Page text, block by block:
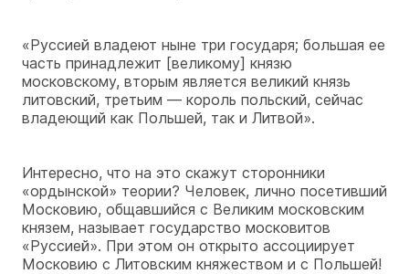
«Руссией владеют ныне три государя; большая ее
часть принадлежит [великому] князю
московскому, вторым является великий князь
литовский, третьим — король польский, сейчас
владеющий как Польшей, так и Литвой».
Интересно, что на это скажут сторонники
«ордынской» теории? Человек, лично посетивший
Московию, общавшийся с Великим московским
князем, называет государство московитов
«Руссией». При этом он открыто ассоциирует
Московию с Литовским княжеством и с Польшей!